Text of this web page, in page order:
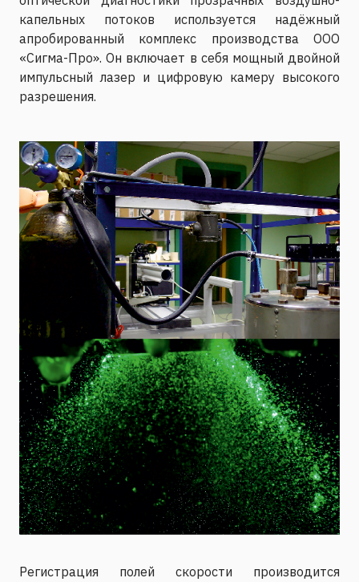
капельных потоков используется надёжный
апробированный комплекс производства ООО
«Сигма-Про». Он включает в себя мощный двойной
импульсный лазер и цифровую камеру высокого
разрешения.
Регистрация полей скорости производится